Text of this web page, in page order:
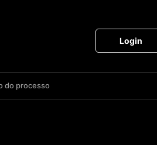
Login
do processo